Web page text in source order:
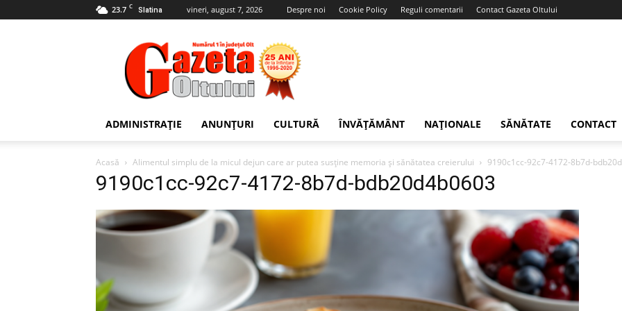
23.7 C Slatina vineri, august 7, 2026 Despre noi Cookie Policy Reguli comentarii Contact Gazeta Oltului
Gazeta
Oltului
ADMINISTRAȚIE ANUNȚURI CULTURĂ ÎNVĂȚĂMÂNT NAȚIONALE SĂNĂTATE CONTACT
Acasă Alimentul simplu de la micul dejun care ar putea susține memoria și sănătatea creierului 9190c1cc-92c7-4172-8b7d-
9190c1cc-92c7-4172-8b7d-bdb20d4b0603